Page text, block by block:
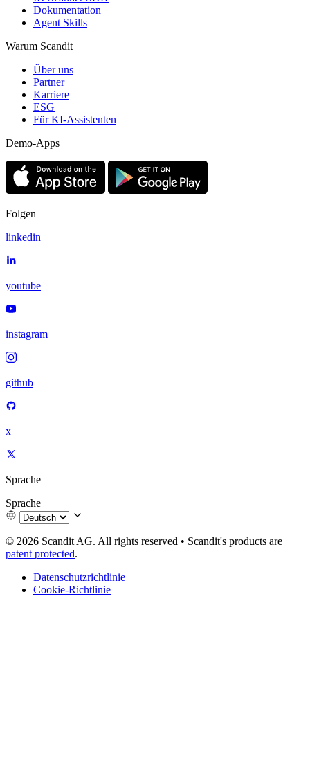
Dokumentation
Agent Skills
Warum Scandit
Über uns
Partner
Karriere
ESG
Für KI-Assistenten
Demo-Apps
Folgen
linkedin
youtube
instagram
github
x
Sprache
Sprache
© 2026 Scandit AG. All rights reserved • Scandit's products are
patent protected.
Datenschutzrichtlinie
Cookie-Richtlinie